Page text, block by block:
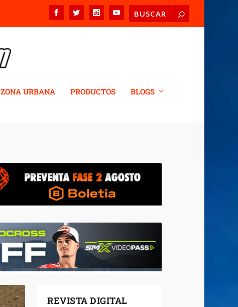
ZONA URBANA PRODUCTOS BLOGS
REVISTA DIGITAL